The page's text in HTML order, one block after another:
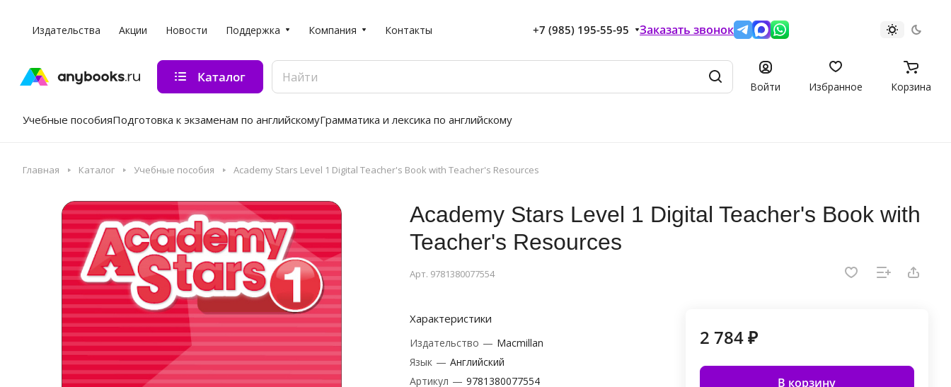
Издательства Акции Новости Поддержка Компания Контакты +7 (985) 195-55-95 Заказать звонок
Каталог
Войти Избранное Корзина
Учебные пособияПодготовка к экзаменам по английскомуГрамматика и лексика по английскому
Главная Каталог Учебные пособия Academy Stars Level 1 Digital Teacher's Book with Teacher's Resources
Academy Stars Level 1 Digital Teacher's Book with
Teacher's Resources
Арт. 9781380077554
Характеристики
Издательство — Macmillan
Язык — Английский
Артикул — 9781380077554
2 784 ₽
В корзину